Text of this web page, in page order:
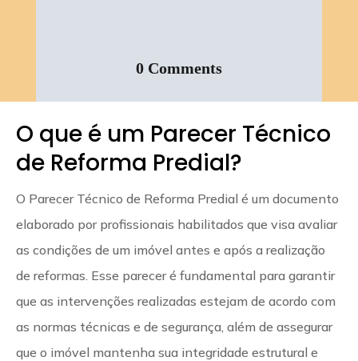
0 Comments
O que é um Parecer Técnico
de Reforma Predial?
O Parecer Técnico de Reforma Predial é um documento
elaborado por profissionais habilitados que visa avaliar
as condições de um imóvel antes e após a realização
de reformas. Esse parecer é fundamental para garantir
que as intervenções realizadas estejam de acordo com
as normas técnicas e de segurança, além de assegurar
que o imóvel mantenha sua integridade estrutural e